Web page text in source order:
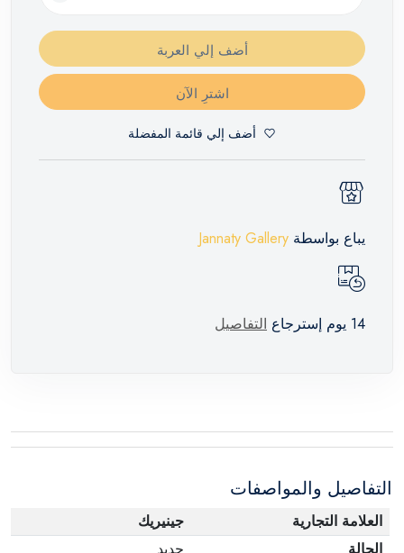
أضف إلي العربة
اشترِ الآن
أضف إلي قائمة المفضلة
يباع بواسطة Jannaty Gallery
14 يوم إسترجاع التفاصيل
التفاصيل والمواصفات
العلامة التجارية
جينيريك
الحالة
جديد